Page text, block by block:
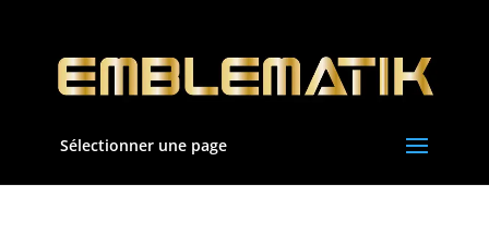
Sélectionner une page